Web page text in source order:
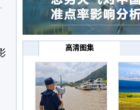
高清图集